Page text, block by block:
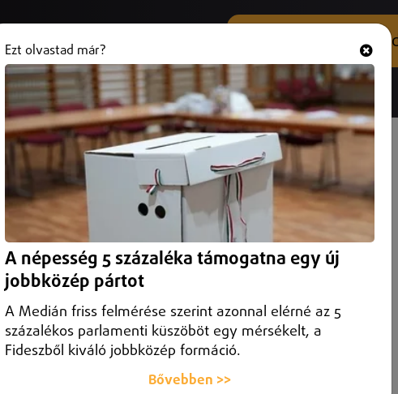
+36 (20) 316 3000 Hallgasd és
Fidesz új elnöke
Fidesz éléről.
Ezt olvastad már?
A népesség 5 százaléka támogatna egy új
jobbközép pártot
A Medián friss felmérése szerint azonnal elérné az 5
százalékos parlamenti küszöböt egy mérsékelt, a
Fideszből kiváló jobbközép formáció.
Bővebben >>